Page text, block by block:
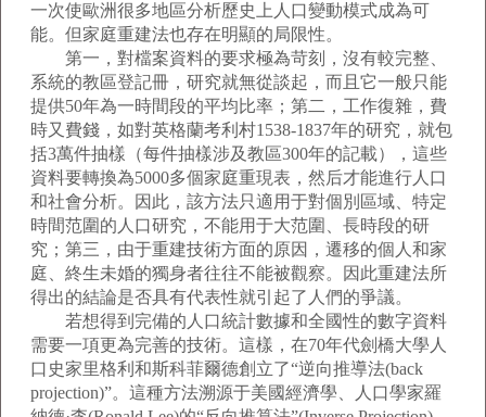
一次使歐洲很多地區分析歷史上人口變動模式成為可
能。但家庭重建法也存在明顯的局限性。
第一，對檔案資料的要求極為苛刻，沒有較完整、
系統的教區登記冊，研究就無從談起，而且它一般只能
提供50年為一時間段的平均比率；第二，工作復雜，費
時又費錢，如對英格蘭考利村1538-1837年的研究，就包
括3萬件抽樣（每件抽樣涉及教區300年的記載），這些
資料要轉換為5000多個家庭重現表，然后才能進行人口
和社會分析。因此，該方法只適用于對個別區域、特定
時間范圍的人口研究，不能用于大范圍、長時段的研
究；第三，由于重建技術方面的原因，遷移的個人和家
庭、終生未婚的獨身者往往不能被觀察。因此重建法所
得出的結論是否具有代表性就引起了人們的爭議。
若想得到完備的人口統計數據和全國性的數字資料
需要一項更為完善的技術。這樣，在70年代劍橋大學人
口史家里格利和斯科菲爾德創立了“逆向推導法(back
projection)”。這種方法溯源于美國經濟學、人口學家羅